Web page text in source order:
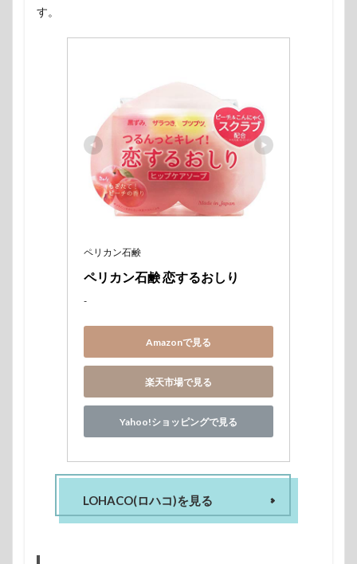
す。
ペリカン石鹸
ペリカン石鹸 恋するおしり
-
Amazonで見る
楽天市場で見る
Yahoo!ショッピングで見る
LOHACO(ロハコ)を見る